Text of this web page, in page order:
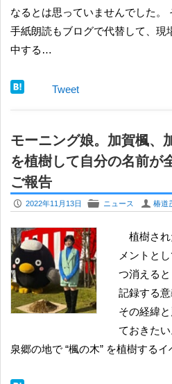
なるとは思っていませんでした。
手紙朗読もブログで代替して、現
中する…
Tweet
モーニング娘。加賀楓、
を植樹して自分の名前が
ご報告
P 2022年11月13日 F ニュース U 椿道
植樹された “楓の木” が生けるモニュ
メントと
つ消える
記録する意
その経緯
ておきた
泉郷の地で “楓の木” を植樹する